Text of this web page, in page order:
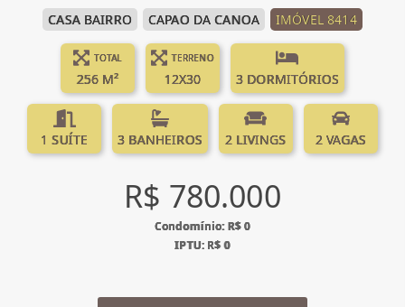
CASA BAIRRO CAPAO DA CANOA IMÓVEL 8414
TOTAL
256 M²
TERRENO
12X30 3 DORMITÓRIOS
1 SUÍTE 3 BANHEIROS 2 LIVINGS 2 VAGAS
R$ 780.000
Condomínio: R$ 0
IPTU: R$ 0